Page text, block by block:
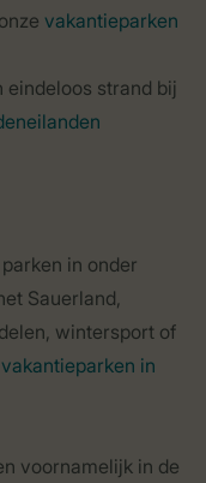
vakantieparken
eindeloos strand bij
in onder
Sauerland,
wintersport of
vakantieparken in
voornamelijk in de